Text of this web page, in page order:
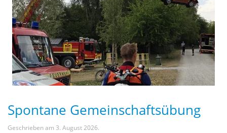
Spontane Gemeinschaftsübung
Geschrieben am 3. August 2026.